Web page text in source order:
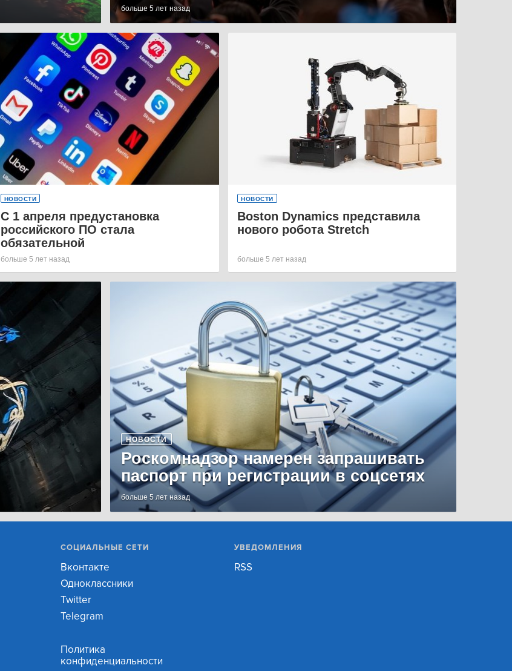
больше 5 лет назад
НОВОСТИ
С 1 апреля предустановка
российского ПО стала
обязательной
больше 5 лет назад
НОВОСТИ
Boston Dynamics представила
нового робота Stretch
больше 5 лет назад
НОВОСТИ
Роскомнадзор намерен запрашивать
паспорт при регистрации в соцсетях
больше 5 лет назад
СОЦИАЛЬНЫЕ СЕТИ
Вконтакте
Одноклассники
Twitter
Telegram
УВЕДОМЛЕНИЯ
RSS
Политика
конфиденциальности